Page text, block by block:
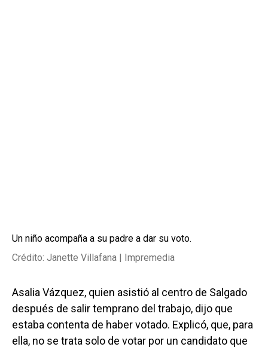
Un niño acompaña a su padre a dar su voto.
Crédito: Janette Villafana | Impremedia
Asalia Vázquez, quien asistió al centro de Salgado
después de salir temprano del trabajo, dijo que
estaba contenta de haber votado. Explicó, que, para
ella, no se trata solo de votar por un candidato que